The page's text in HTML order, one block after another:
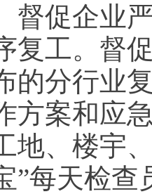
促企业严
复工。督
的分行业
方案和应
地、楼宇
”每天检